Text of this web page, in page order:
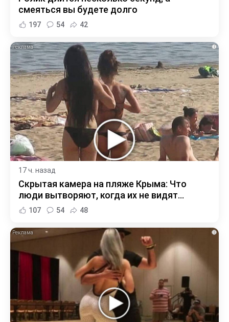
смеяться вы будете долго
197 54 42
i
17 ч. назад
Скрытая камера на пляже Крыма: Что
люди вытворяют, когда их не видят...
107 54 48
i